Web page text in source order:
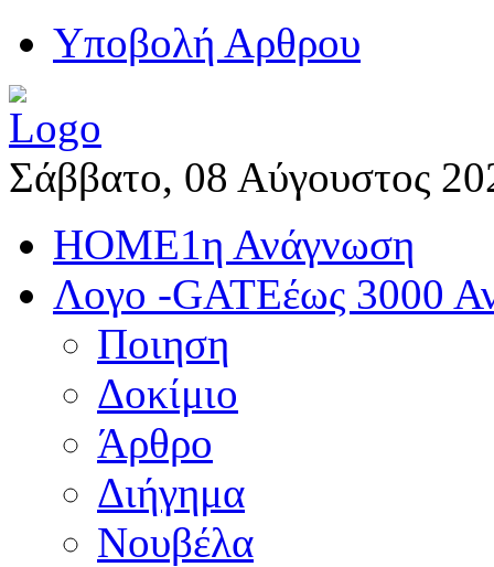
Yποβολή Αρθρου
Σάββατο, 08 Αύγουστος
HOME1η Ανάγνωση
Λογο -GATEέως 3000
Ποιηση
Δοκίμιο
Άρθρο
Διήγημα
Νουβέλα